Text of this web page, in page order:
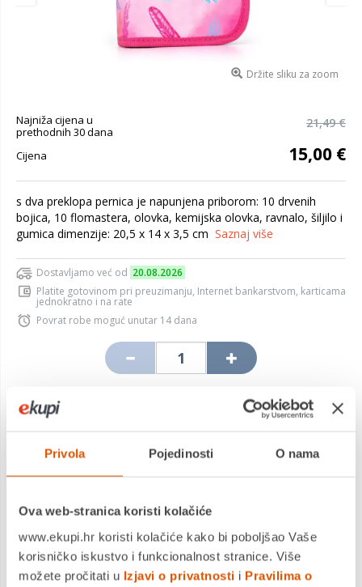
Privola Pojedinosti O nama
Ova web-stranica koristi kolačiće
www.ekupi.hr koristi kolačiće kako bi poboljšao Vaše
korisničko iskustvo i funkcionalnost stranice. Više
možete pročitati u Izjavi o privatnosti i Pravilima o
Držite sliku za zoom
Najniža cijena u
prethodnih 30 dana
21,49 €
Cijena 15,00 €
s dva preklopa pernica je napunjena priborom: 10 drvenih
bojica, 10 flomastera, olovka, kemijska olovka, ravnalo, šiljilo i
gumica dimenzije: 20,5 x 14 x 3,5 cm Saznaj više
Dostavljamo već od 20.08.2026
Platite gotovinom pri preuzimanju, Internet bankarstvom, karticama
jednokratno i na rate
Povrat robe moguć unutar 14 dana
DODAJTE U KOŠARICU
KUPITE ODMAH
MOGLO BI VAS ZANIMATI I OVO